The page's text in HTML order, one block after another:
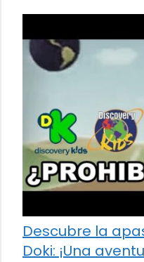
Descubre la
Doki: ¡Una